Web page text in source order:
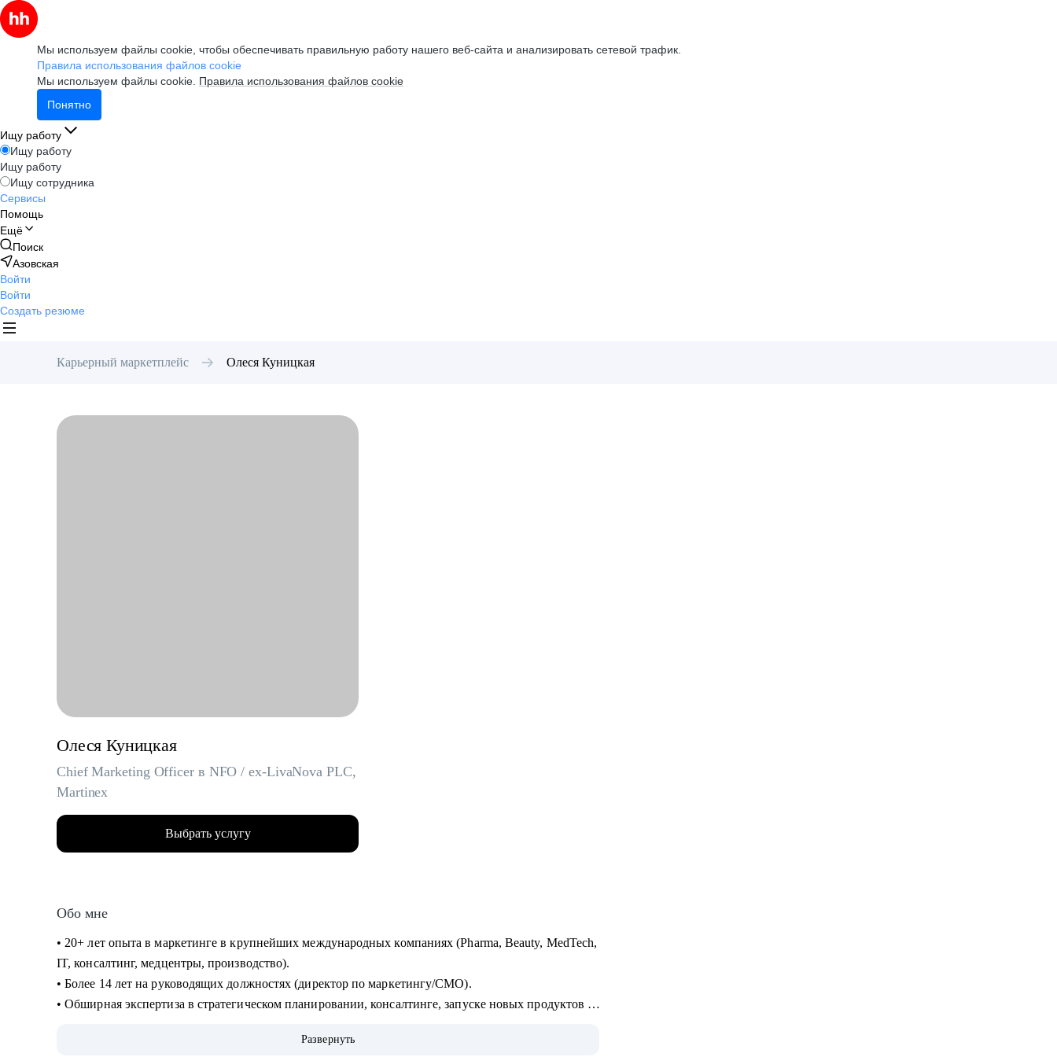
Мы используем файлы cookie, чтобы обеспечивать правильную работу нашего веб-сайта и анализировать сетевой трафик.
Правила использования файлов cookie
Мы используем файлы cookie. Правила использования файлов cookie
Понятно
Ищу работу
Ищу работу
Ищу работу
Ищу сотрудника
Сервисы
Помощь
Ещё
Поиск
Азовская
Войти
Войти
Создать резюме
Карьерный маркетплейс Олеся Куницкая
Олеся Куницкая
Chief Marketing Officer в NFO / ex-LivaNova PLC,
Martinex
Выбрать услугу
Обо мне
• 20+ лет опыта в маркетинге в крупнейших международных компаниях (Pharma, Beauty, MedTech,
IT, консалтинг, медцентры, производство).
• Более 14 лет на руководящих должностях (директор по маркетингу/СМО).
• Обширная экспертиза в стратегическом планировании, консалтинге, запуске новых продуктов и
международные. Опыт привлечения инвестиций.
Развернуть